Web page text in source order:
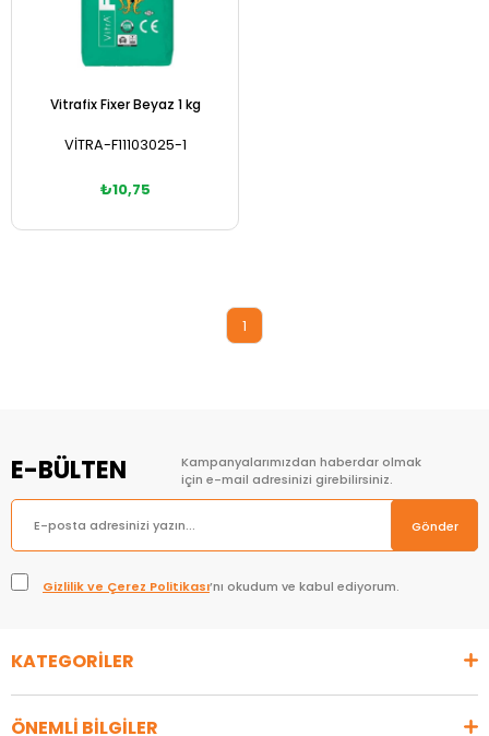
Vitrafix Fixer Beyaz 1 kg
VİTRA-F11103025-1
₺10,75
1
E-BÜLTEN
Kampanyalarımızdan haberdar olmak
için e-mail adresinizi girebilirsiniz.
Gönder
Gizlilik ve Çerez Politikası’nı okudum ve kabul ediyorum.
KATEGORİLER
ÖNEMLİ BİLGİLER